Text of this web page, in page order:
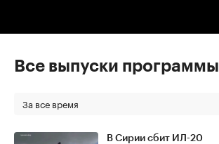
Все выпуски программы
За все время
В Сирии сбит ИЛ-20